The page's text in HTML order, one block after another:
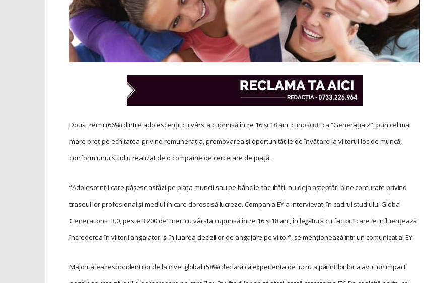
Două treimi (66%) dintre adolescenții cu vârsta cuprinsă între 16 și 18 ani, cunoscuți ca “Generația Z”, pun cel mai
mare preț pe echitatea privind remunerația, promovarea și oportunitățile de învățare la viitorul loc de muncă,
conform unui studiu realizat de o companie de cercetare de piață.
“Adolescenții care pă­șesc astăzi pe piața muncii sau pe băncile facultății au deja așteptări bine conturate privind
traseul lor profesional și mediul în care doresc să lucreze. Compania EY a intervievat, în cadrul studiului Global
Genera­tions 3.0, peste 3.200 de tineri cu vârsta cuprinsă între 16 și 18 ani, în legătură cu factorii care le influențează
încrederea în viitorii angajatori și în luarea deciziilor de angajare pe viitor“, se menționează într-un comunicat al EY.
Majoritatea respon­den­ților de la nivel global (58%) declară că experiența de lucru a părinților lor a avut un impact